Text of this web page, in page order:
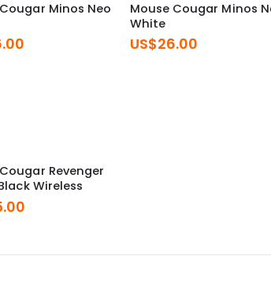
Minos Neo
Mouse Cougar Minos
White
US$26.00
Revenger
Wireless